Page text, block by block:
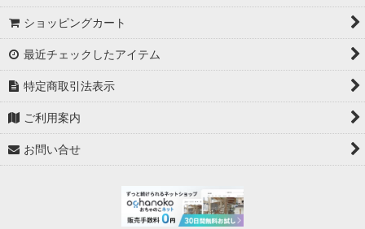
ショッピングカート
最近チェックしたアイテム
特定商取引法表示
ご利用案内
お問い合せ